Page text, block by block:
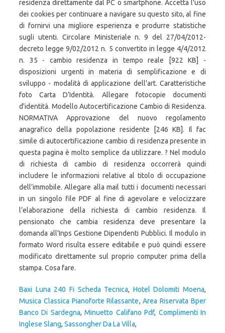
residenza direttamente dal PC o smartphone. Accetta l'uso
dei cookies per continuare a navigare su questo sito, al fine
di fornirvi una migliore esperienza e produrre statistiche
sugli utenti. Circolare Ministeriale n. 9 del 27/04/2012-
decreto legge 9/02/2012 n. 5 convertito in legge 4/4/2012
n. 35 - cambio residenza in tempo reale [922 KB] -
disposizioni urgenti in materia di semplificazione e di
sviluppo - modalità di applicazione dell'art. Caratteristiche
foto Carta D’Identità. Allegare fotocopie documenti
d'identità. Modello Autocertificazione Cambio di Residenza.
NORMATIVA Approvazione del nuovo regolamento
anagrafico della popolazione residente [246 KB]. Il fac
simile di autocertificazione cambio di residenza presente in
questa pagina è molto semplice da utilizzare. ? Nel modulo
di richiesta di cambio di residenza occorrerà quindi
includere le informazioni relative al titolo di occupazione
dell’immobile. Allegare alla mail tutti i documenti necessari
in un singolo file PDF al fine di agevolare e velocizzare
l’elaborazione della richiesta di cambio residenza. Il
pensionato che cambia residenza deve presentare la
domanda all’Inps Gestione Dipendenti Pubblici. Il modulo in
formato Word risulta essere editabile e può quindi essere
modificato direttamente sul proprio computer prima della
stampa. Cosa fare.
Baxi Luna 240 Fi Scheda Tecnica, Hotel Dolomiti Moena,
Musica Classica Pianoforte Rilassante,Area Riservata Bper
Banco Di Sardegna,Minuetto Califano Pdf, Complimenti In
Inglese Slang, Sassongher Da La Villa,